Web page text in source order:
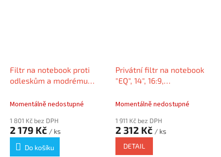
Filtr na notebook proti
odleskům a modrému
mm, odnímatelný,
Momentálně nedostupné
1 801 Kč bez DPH
2 179 Kč / ks
Do košíku
Privátní filtr na notebook
"EQ", 14", 16:9,
KENSINGTON EQ140A169E
Momentálně nedostupné
1 911 Kč bez DPH
2 312 Kč / ks
DETAIL